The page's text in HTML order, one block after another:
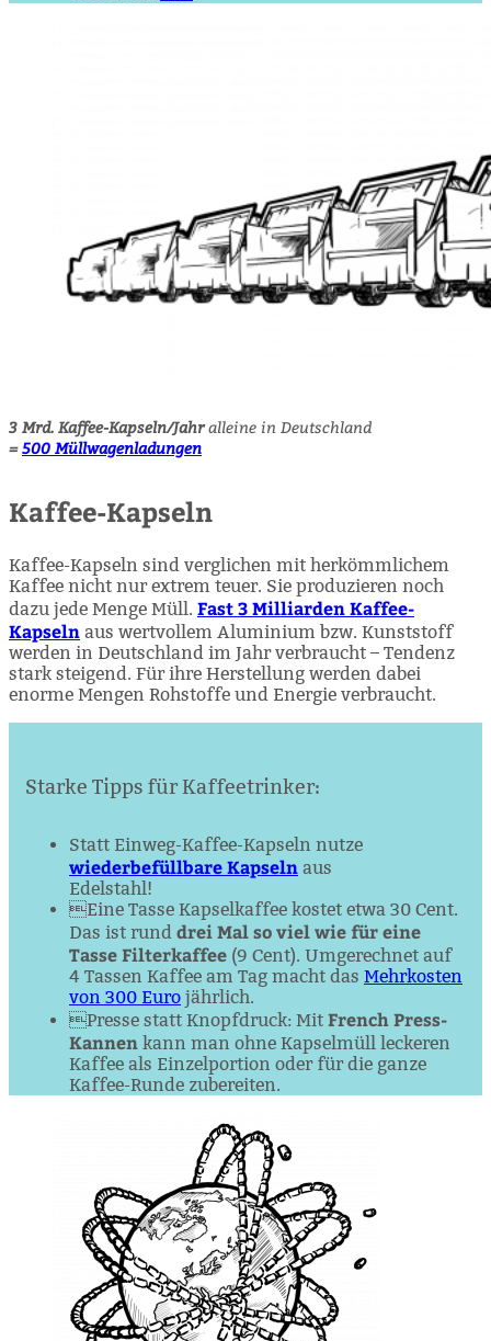
3 Mrd. Kaffee-Kapseln/Jahralleine in Deutschland
=500 Müllwagenladungen
Kaffee-Kapseln
Kaffee-Kapseln sind verglichen mit herkömmlichem
Kaffee nicht nur extrem teuer. Sie produzieren noch
dazu jede Menge Müll. Fast 3 Milliarden Kaffee-
Kapseln aus wertvollem Aluminium bzw. Kunststoff
werden in Deutschland im Jahr verbraucht – Tendenz
stark steigend. Für ihre Herstellung werden dabei
enorme Mengen Rohstoffe und Energie verbraucht.
Starke Tipps für Kaffeetrinker:
Statt Einweg-Kaffee-Kapseln nutze
wiederbefüllbare Kapseln aus
Edelstahl!
Eine Tasse Kapselkaffee kostet etwa 30 Cent.
Das ist rund drei Mal so viel wie für eine
Tasse Filterkaffee (9 Cent). Umgerechnet auf
4 Tassen Kaffee am Tag macht das Mehrkosten
von 300 Euro jährlich.
Presse statt Knopfdruck: Mit French Press-
Kannen kann man ohne Kapselmüll leckeren
Kaffee als Einzelportion oder für die ganze
Kaffee-Runde zubereiten.